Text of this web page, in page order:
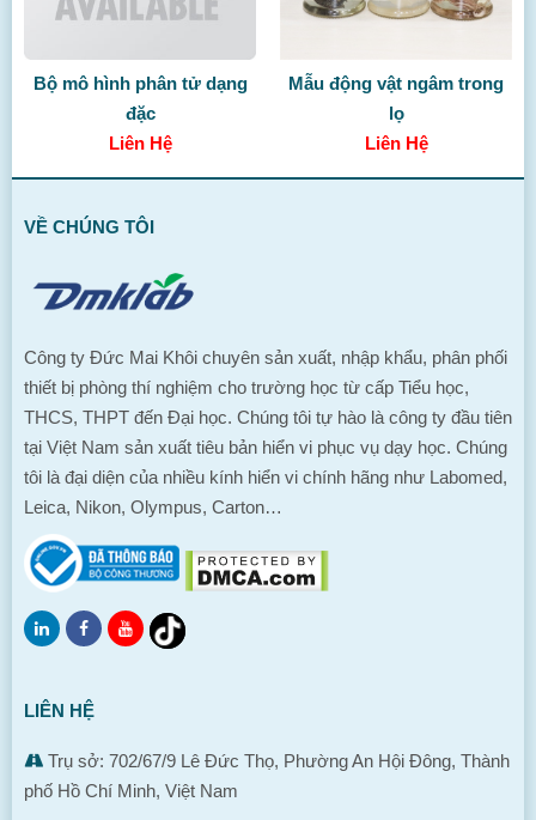
Bộ mô hình phân tử dạng
đặc
Liên Hệ
Mẫu động vật ngâm trong
lọ
Liên Hệ
VỀ CHÚNG TÔI
Công ty Đức Mai Khôi chuyên sản xuất, nhập khẩu, phân phối
thiết bị phòng thí nghiệm cho trường học từ cấp Tiểu học,
THCS, THPT đến Đại học. Chúng tôi tự hào là công ty đầu tiên
tại Việt Nam sản xuất tiêu bản hiển vi phục vụ dạy học. Chúng
tôi là đại diện của nhiều kính hiển vi chính hãng như Labomed,
Leica, Nikon, Olympus, Carton…
LIÊN HỆ
Trụ sở: 702/67/9 Lê Đức Thọ, Phường An Hội Đông, Thành
phố Hồ Chí Minh, Việt Nam